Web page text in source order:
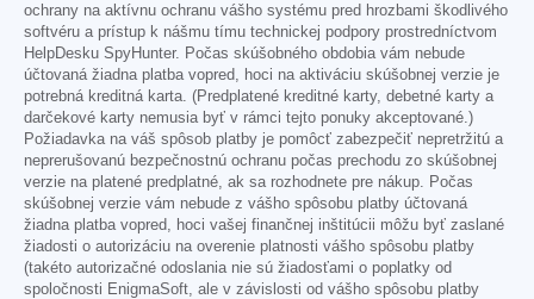
ochrany na aktívnu ochranu vášho systému pred hrozbami škodlivého
softvéru a prístup k nášmu tímu technickej podpory prostredníctvom
HelpDesku SpyHunter. Počas skúšobného obdobia vám nebude
účtovaná žiadna platba vopred, hoci na aktiváciu skúšobnej verzie je
potrebná kreditná karta. (Predplatené kreditné karty, debetné karty a
darčekové karty nemusia byť v rámci tejto ponuky akceptované.)
Požiadavka na váš spôsob platby je pomôcť zabezpečiť nepretržitú a
neprerušovanú bezpečnostnú ochranu počas prechodu zo skúšobnej
verzie na platené predplatné, ak sa rozhodnete pre nákup. Počas
skúšobnej verzie vám nebude z vášho spôsobu platby účtovaná
žiadna platba vopred, hoci vašej finančnej inštitúcii môžu byť zaslané
žiadosti o autorizáciu na overenie platnosti vášho spôsobu platby
(takéto autorizačné odoslania nie sú žiadosťami o poplatky od
spoločnosti EnigmaSoft, ale v závislosti od vášho spôsobu platby